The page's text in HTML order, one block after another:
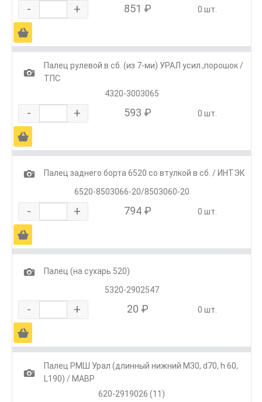
- + 851 ₽ 0 шт.
Ä
1
Палец рулевой в сб. (из 7-ми) УРАЛ усил.,порошок /
ТПС
4320-3003065
- + 593 ₽ 0 шт.
Ä
1
Палец заднего борта 6520 со втулкой в сб. / ИНТЭК
6520-8503066-20/8503060-20
- + 794 ₽ 0 шт.
Ä
1
Палец (на сухарь 520)
5320-2902547
- + 20 ₽ 0 шт.
Ä
1
Палец РМШ Урал (длинный нижний М30, d70, h 60,
L190) / МАВР
620-2919026 (11)